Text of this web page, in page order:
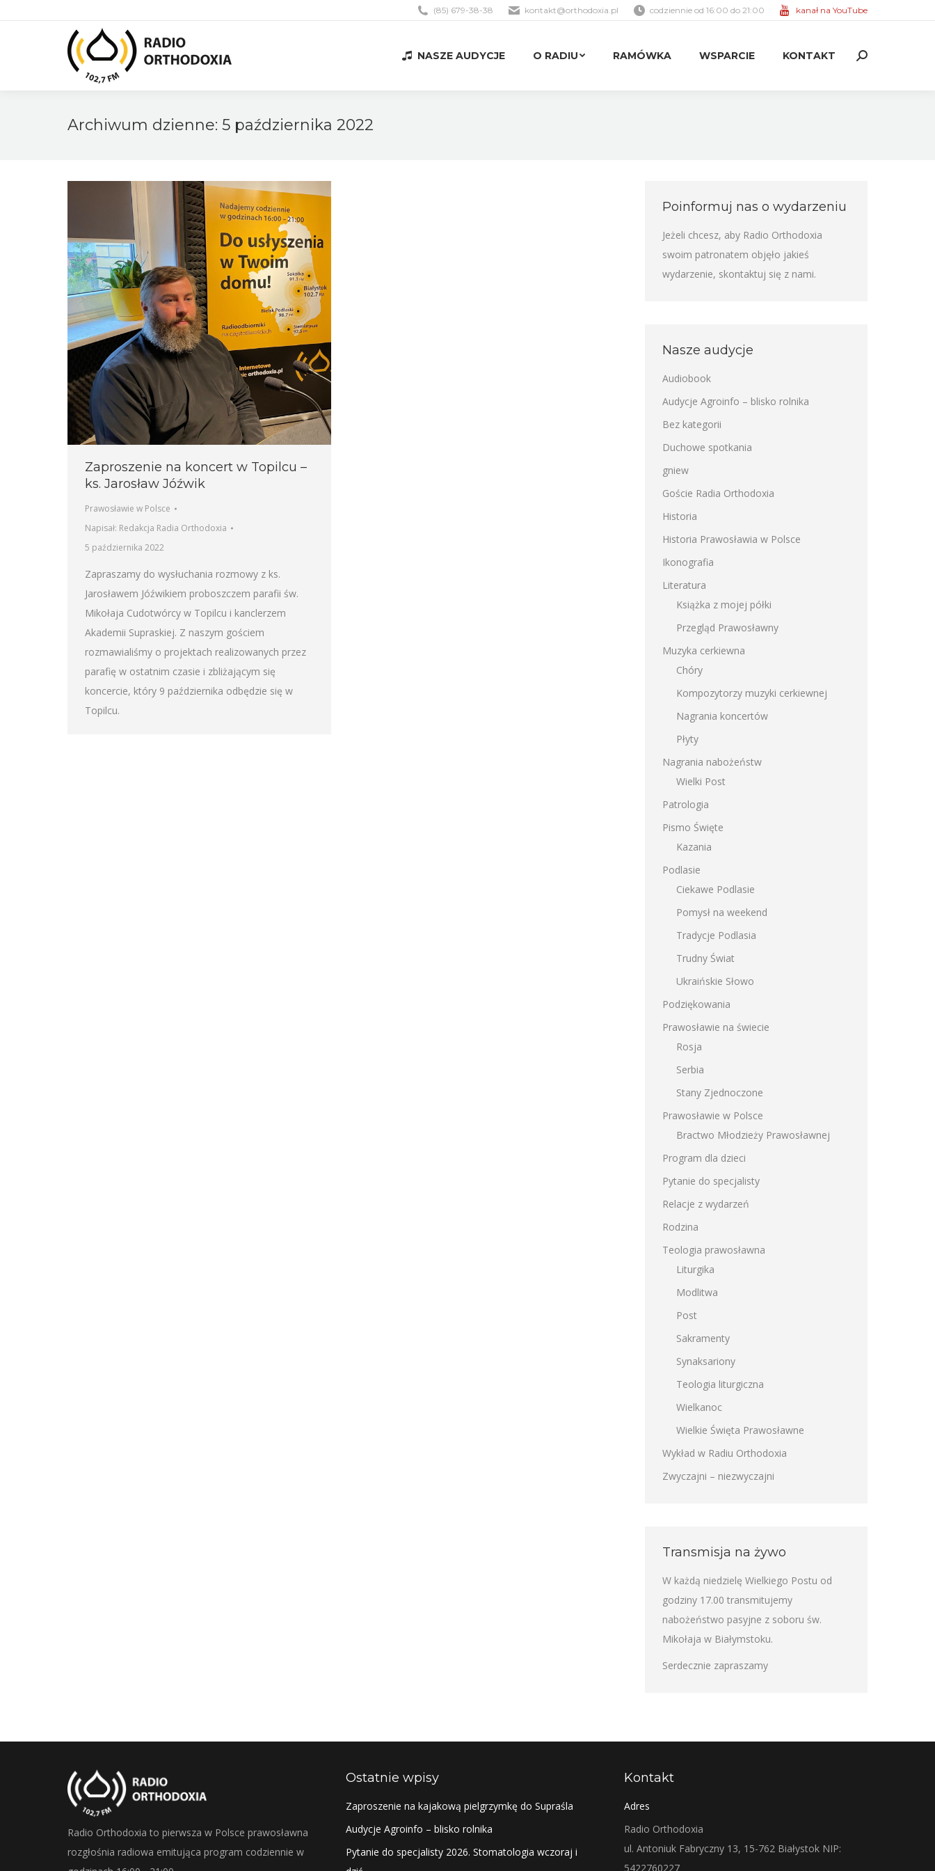
(85) 679-38-38 kontakt@orthodoxia.pl codziennie od 16:00 do 21:00 kanał na YouTube
NASZE AUDYCJE O RADIU RAMÓWKA WSPARCIE KONTAKT Search:
Archiwum dzienne: 5 października 2022
Zaproszenie na koncert w Topilcu –
ks. Jarosław Jóźwik
Prawosławie w Polsce
Napisał: Redakcja Radia Orthodoxia
5 października 2022
Zapraszamy do wysłuchania rozmowy z ks.
Jarosławem Jóźwikiem proboszczem parafii św.
Mikołaja Cudotwórcy w Topilcu i kanclerzem
Akademii Supraskiej. Z naszym gościem
rozmawialiśmy o projektach realizowanych przez
parafię w ostatnim czasie i zbliżającym się
koncercie, który 9 października odbędzie się w
Topilcu.
Poinformuj nas o wydarzeniu
Jeżeli chcesz, aby Radio Orthodoxia
swoim patronatem objęło jakieś
wydarzenie, skontaktuj się z nami.
Nasze audycje
Audiobook
Audycje Agroinfo – blisko rolnika
Bez kategorii
Duchowe spotkania
gniew
Goście Radia Orthodoxia
Historia
Historia Prawosławia w Polsce
Ikonografia
Literatura
Książka z mojej półki
Przegląd Prawosławny
Muzyka cerkiewna
Chóry
Kompozytorzy muzyki cerkiewnej
Nagrania koncertów
Płyty
Nagrania nabożeństw
Wielki Post
Patrologia
Pismo Święte
Kazania
Podlasie
Ciekawe Podlasie
Pomysł na weekend
Tradycje Podlasia
Trudny Świat
Ukraińskie Słowo
Podziękowania
Prawosławie na świecie
Rosja
Serbia
Stany Zjednoczone
Prawosławie w Polsce
Bractwo Młodzieży Prawosławnej
Program dla dzieci
Pytanie do specjalisty
Relacje z wydarzeń
Rodzina
Teologia prawosławna
Liturgika
Modlitwa
Post
Sakramenty
Synaksariony
Teologia liturgiczna
Wielkanoc
Wielkie Święta Prawosławne
Wykład w Radiu Orthodoxia
Zwyczajni – niezwyczajni
Transmisja na żywo
W każdą niedzielę Wielkiego Postu od
godziny 17.00 transmitujemy
nabożeństwo pasyjne z soboru św.
Mikołaja w Białymstoku.
Serdecznie zapraszamy
Radio Orthodoxia to pierwsza w Polsce prawosławna
rozgłośnia radiowa emitująca program codziennie w
Ostatnie wpisy
Zaproszenie na kajakową pielgrzymkę do Supraśla
Audycje Agroinfo – blisko rolnika
Pytanie do specjalisty 2026. Stomatologia wczoraj i
Kontakt
Adres
Radio Orthodoxia
ul. Antoniuk Fabryczny 13, 15-762 Białystok NIP:
5422760227